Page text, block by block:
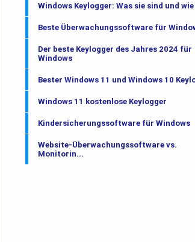
Windows Keylogger: Was sie sind und wie
Beste Überwachungssoftware für
Der beste Keylogger des Jahres 2024 für
Windows
Bester Windows 11 und Windows 10
Windows 11 kostenlose Keylogger
Kindersicherungssoftware für Windows
Website-Überwachungssoftware vs.
Monitorin...